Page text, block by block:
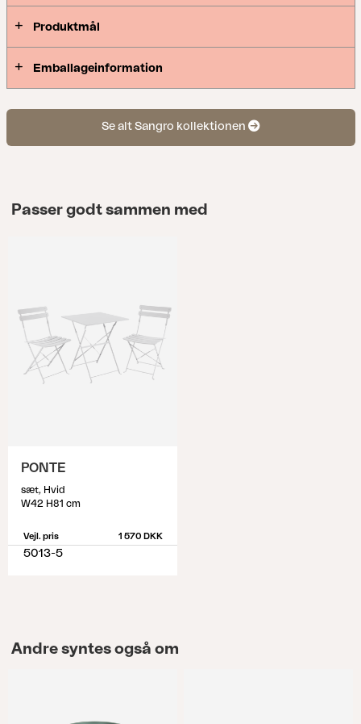
Produktmål
Emballageinformation
Se alt Sangro kollektionen
Passer godt sammen med
PONTE
sæt, Hvid
W42 H81 cm
Vejl. pris 1 570 DKK
5013-5
Andre syntes også om